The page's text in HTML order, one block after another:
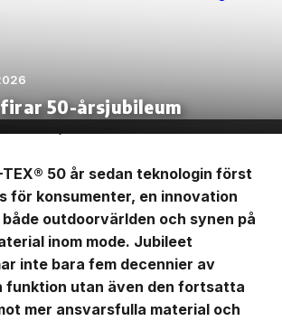
firar 50-årsjubileum
TEX® 50 år sedan teknologin först
för konsumenter, en innovation
outdoorvärlden och synen på
inom mode. Jubileet
inte bara fem decennier av
funktion utan även den fortsatta
mer ansvarsfulla material och